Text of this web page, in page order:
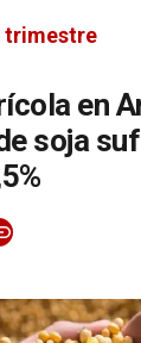
trimestre
en
soja